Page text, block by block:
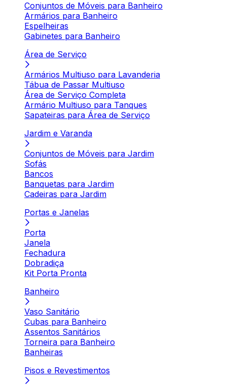
Conjuntos de Móveis para Banheiro
Armários para Banheiro
Espelheiras
Gabinetes para Banheiro
Área de Serviço
Armários Multiuso para Lavanderia
Tábua de Passar Multiuso
Área de Serviço Completa
Armário Multiuso para Tanques
Sapateiras para Área de Serviço
Jardim e Varanda
Conjuntos de Móveis para Jardim
Sofás
Bancos
Banquetas para Jardim
Cadeiras para Jardim
Portas e Janelas
Porta
Janela
Fechadura
Dobradiça
Kit Porta Pronta
Banheiro
Vaso Sanitário
Cubas para Banheiro
Assentos Sanitários
Torneira para Banheiro
Banheiras
Pisos e Revestimentos